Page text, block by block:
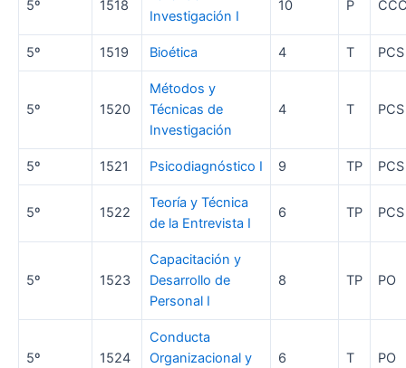
5º 1518
Investigación I
10 P
5º 1519 Bioética 4 T PCS
5º 1520
Métodos y
Técnicas de
Investigación
4 T PCS
5º 1521 Psicodiagnóstico I 9 TP PCS
5º 1522
Teoría y Técnica
de la Entrevista I
6 TP PCS
5º 1523
Capacitación y
Desarrollo de
Personal I
8 TP PO
5º 1524
Conducta
Organizacional y
6 T PO